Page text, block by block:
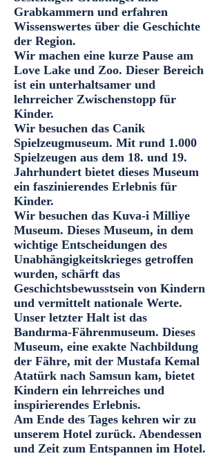
Grabkammern und erfahren
Wissenswertes über die Geschichte
der Region.
Wir machen eine kurze Pause am
Love Lake und Zoo. Dieser Bereich
ist ein unterhaltsamer und
lehrreicher Zwischenstopp für
Kinder.
Wir besuchen das Canik
Spielzeugmuseum. Mit rund 1.000
Spielzeugen aus dem 18. und 19.
Jahrhundert bietet dieses Museum
ein faszinierendes Erlebnis für
Kinder.
Wir besuchen das Kuva-i Milliye
Museum. Dieses Museum, in dem
wichtige Entscheidungen des
Unabhängigkeitskrieges getroffen
wurden, schärft das
Geschichtsbewusstsein von Kindern
und vermittelt nationale Werte.
Unser letzter Halt ist das
Bandırma-Fährenmuseum. Dieses
Museum, eine exakte Nachbildung
der Fähre, mit der Mustafa Kemal
Atatürk nach Samsun kam, bietet
Kindern ein lehrreiches und
inspirierendes Erlebnis.
Am Ende des Tages kehren wir zu
unserem Hotel zurück. Abendessen
und Zeit zum Entspannen im Hotel.